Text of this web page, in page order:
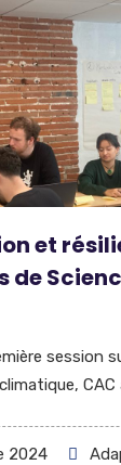
et
de
session
CAC
2024